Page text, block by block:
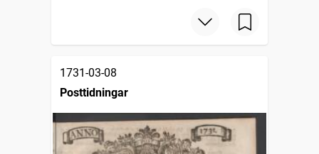
1731-03-08
Posttidningar